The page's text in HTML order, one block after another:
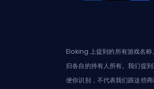
Eloking 上提到的所有游戏名
归各自的持有人所有。我们提
便你识别，不代表我们跟这些